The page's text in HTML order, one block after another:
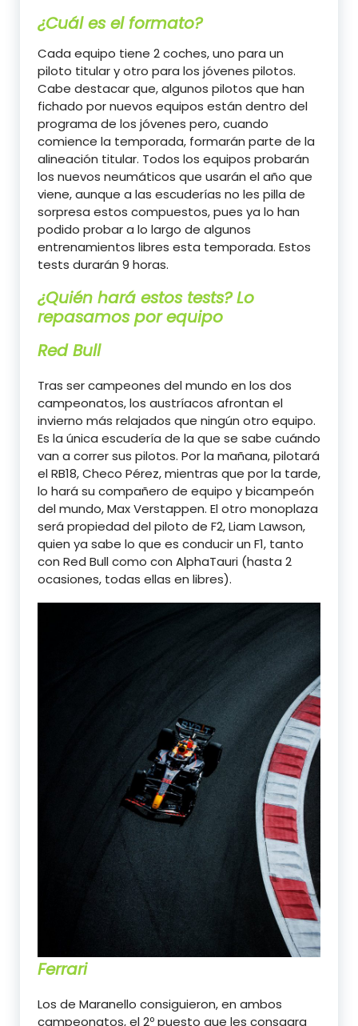
¿Cuál es el formato?
Cada equipo tiene 2 coches, uno para un
piloto titular y otro para los jóvenes pilotos.
Cabe destacar que, algunos pilotos que han
fichado por nuevos equipos están dentro del
programa de los jóvenes pero, cuando
comience la temporada, formarán parte de la
alineación titular. Todos los equipos probarán
los nuevos neumáticos que usarán el año que
viene, aunque a las escuderías no les pilla de
sorpresa estos compuestos, pues ya lo han
podido probar a lo largo de algunos
entrenamientos libres esta temporada. Estos
tests durarán 9 horas.
¿Quién hará estos tests? Lo
repasamos por equipo
Red Bull
Tras ser campeones del mundo en los dos
campeonatos, los austríacos afrontan el
invierno más relajados que ningún otro equipo.
Es la única escudería de la que se sabe cuándo
van a correr sus pilotos. Por la mañana, pilotará
el RB18, Checo Pérez, mientras que por la tarde,
lo hará su compañero de equipo y bicampeón
del mundo, Max Verstappen. El otro monoplaza
será propiedad del piloto de F2, Liam Lawson,
quien ya sabe lo que es conducir un F1, tanto
con Red Bull como con AlphaTauri (hasta 2
ocasiones, todas ellas en libres).
Ferrari
Los de Maranello consiguieron, en ambos
campeonatos, el 2º puesto que les consagra